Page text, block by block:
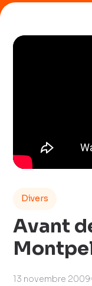
Divers
Avant
13 novembre 2009